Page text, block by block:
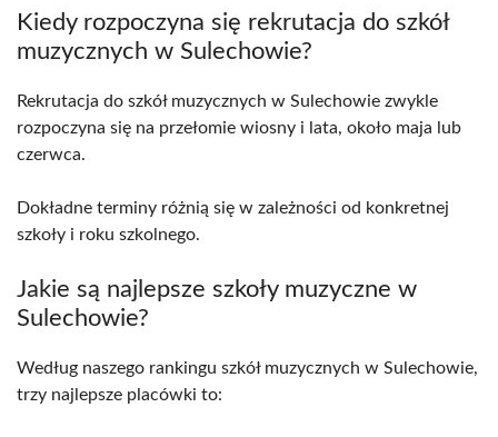
Kiedy rozpoczyna się rekrutacja do szkół
muzycznych w Sulechowie?
Rekrutacja do szkół muzycznych w Sulechowie zwykle
rozpoczyna się na przełomie wiosny i lata, około maja lub
czerwca.
Dokładne terminy różnią się w zależności od konkretnej
szkoły i roku szkolnego.
Jakie są najlepsze szkoły muzyczne w
Sulechowie?
Według naszego rankingu szkół muzycznych w Sulechowie,
trzy najlepsze placówki to: